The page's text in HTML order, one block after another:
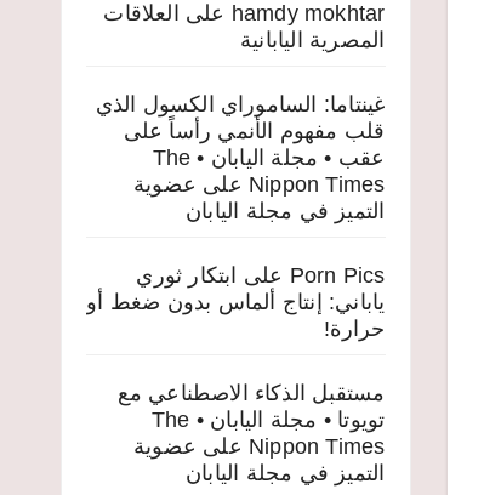
hamdy mokhtar على
العلاقات
المصرية اليابانية
غينتاما: الساموراي الكسول الذي
قلب مفهوم الأنمي رأساً على
عقب • مجلة اليابان • The
Nippon Times على عضوية
التميز في مجلة اليابان
Porn Pics على
ابتكار ثوري
ياباني: إنتاج ألماس بدون ضغط أو
حرارة!
مستقبل الذكاء الاصطناعي مع
تويوتا • مجلة اليابان • The
Nippon Times على عضوية
التميز في مجلة اليابان